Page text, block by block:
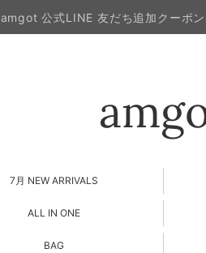
amgot 公式LINE 友だち追加クーポン
7月 NEW ARRIVALS
ALL IN ONE
BAG